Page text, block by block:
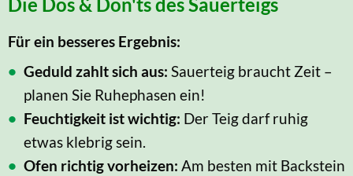
Die Dos & Don'ts des Sauerteigs
Für ein besseres Ergebnis:
Geduld zahlt sich aus: Sauerteig braucht Zeit –
planen Sie Ruhephasen ein!
Feuchtigkeit ist wichtig: Der Teig darf ruhig
etwas klebrig sein.
Ofen richtig vorheizen: Am besten mit Backstein